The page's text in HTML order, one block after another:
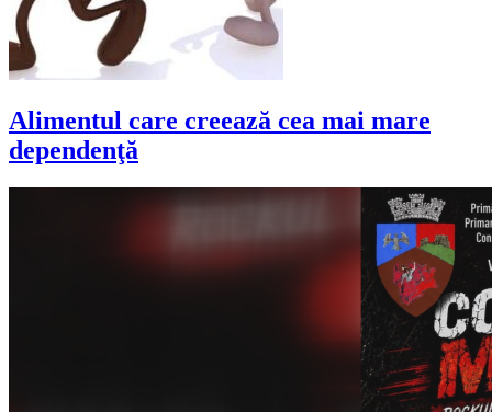
Alimentul care creează cea mai mare
dependenţă